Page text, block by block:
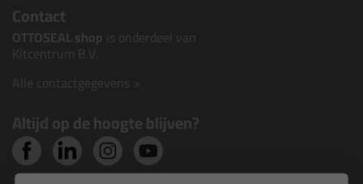
Contact
OTTOSEAL shop is onderdeel van
Kitcentrum B.V.
Alle contactgegevens >
Altijd op de hoogte blijven?